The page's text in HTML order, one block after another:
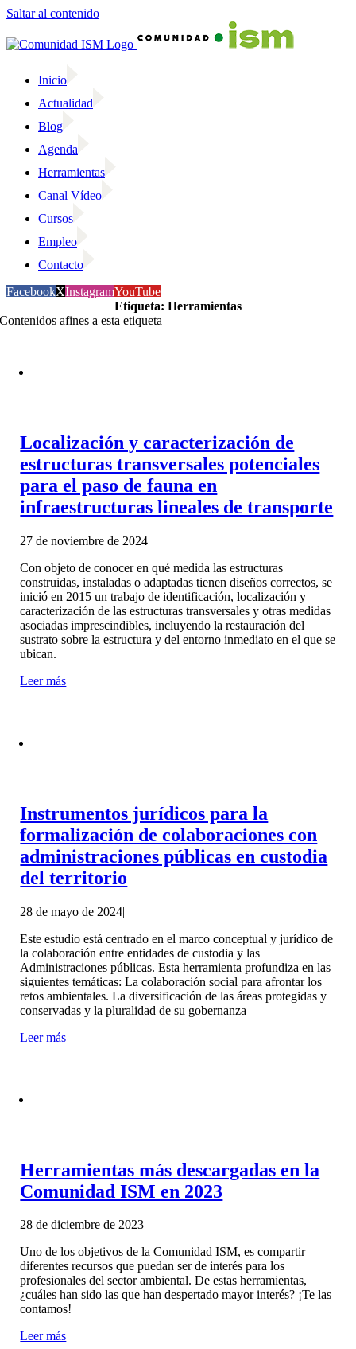
Saltar al contenido
Inicio
Actualidad
Blog
Agenda
Herramientas
Canal Vídeo
Cursos
Empleo
Contacto
FacebookXInstagramYouTube
Etiqueta: Herramientas
Contenidos afines a esta etiqueta
Localización y caracterización de
estructuras transversales potenciales
para el paso de fauna en
infraestructuras lineales de transporte
27 de noviembre de 2024|
Con objeto de conocer en qué medida las estructuras
construidas, instaladas o adaptadas tienen diseños correctos, se
inició en 2015 un trabajo de identificación, localización y
caracterización de las estructuras transversales y otras medidas
asociadas imprescindibles, incluyendo la restauración del
sustrato sobre la estructura y del entorno inmediato en el que se
ubican.
Leer más
Instrumentos jurídicos para la
formalización de colaboraciones con
administraciones públicas en custodia
del territorio
28 de mayo de 2024|
Este estudio está centrado en el marco conceptual y jurídico de
la colaboración entre entidades de custodia y las
Administraciones públicas. Esta herramienta profundiza en las
siguientes temáticas: La colaboración social para afrontar los
retos ambientales. La diversificación de las áreas protegidas y
conservadas y la pluralidad de su gobernanza
Leer más
Herramientas más descargadas en la
Comunidad ISM en 2023
28 de diciembre de 2023|
Uno de los objetivos de la Comunidad ISM, es compartir
diferentes recursos que puedan ser de interés para los
profesionales del sector ambiental. De estas herramientas,
¿cuáles han sido las que han despertado mayor interés? ¡Te las
contamos!
Leer más